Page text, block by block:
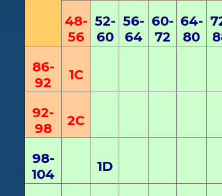
48-
56
52-
60
56-
64
60-
72
64-
80
86-
92 1C
92-
98
2C
98-
104
1D